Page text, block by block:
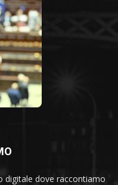
digitale dove raccontiamo